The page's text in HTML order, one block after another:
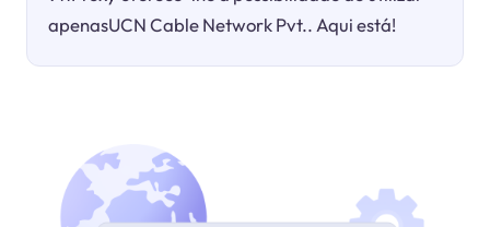
apenasUCN Cable Network Pvt.. Aqui está!